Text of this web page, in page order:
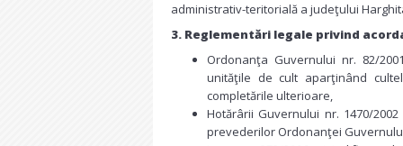
administrativ-teritorială a judeţului
3. Reglementări legale privind
Ordonanţa Guvernului nr. 82/
unităţile de cult aparţinând
completările ulterioare,
Hotărârii Guvernului nr. 1470/
prevederilor Ordonanţei